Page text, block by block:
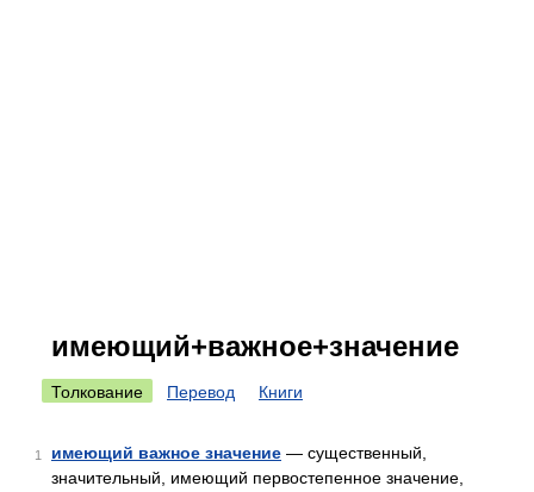
имеющий+важное+значение
Толкование Перевод Книги
1 имеющий важное значение — существенный,
значительный, имеющий первостепенное значение,